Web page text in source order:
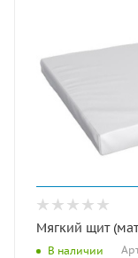
Мягкий щит
В наличии